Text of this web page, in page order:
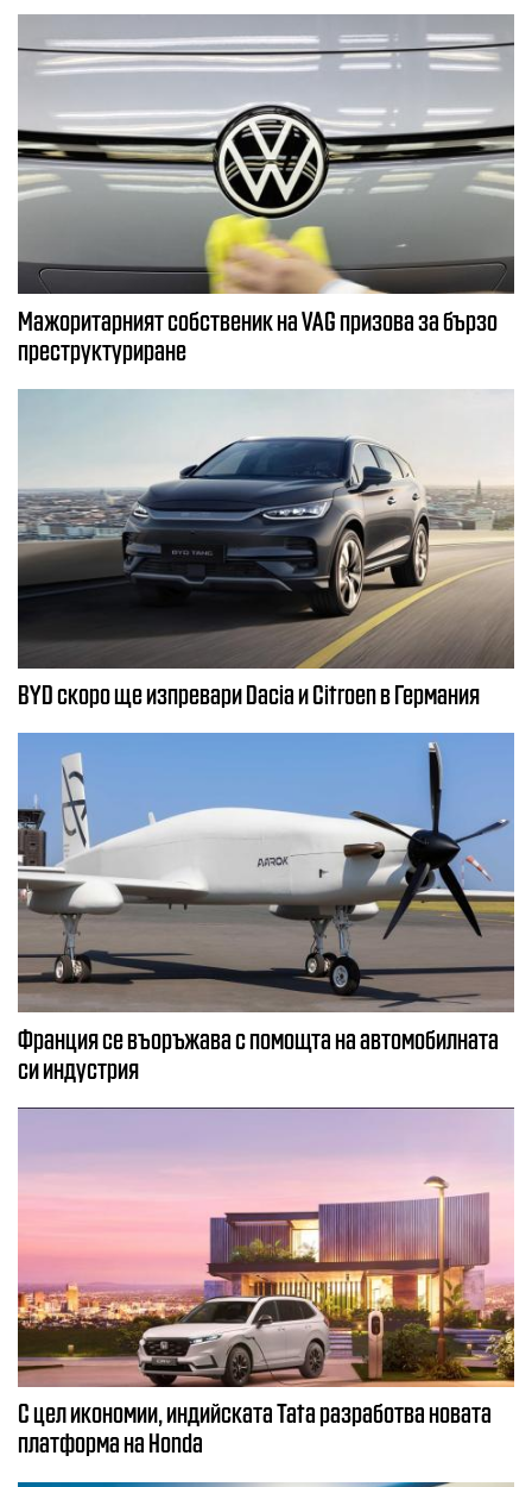
Мажоритарният собственик на VAG призова за бързо
преструктуриране
BYD скоро ще изпревари Dacia и Citroеn в Германия
Франция се въоръжава с помощта на автомобилната
си индустрия
С цел икономии, индийската Tata разработва новата
платформа на Honda